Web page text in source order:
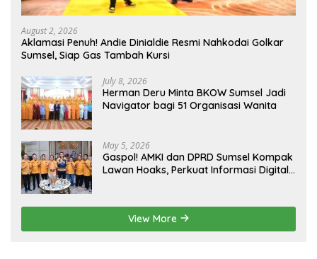
August 2, 2026
Aklamasi Penuh! Andie Dinialdie Resmi Nahkodai Golkar
Sumsel, Siap Gas Tambah Kursi
July 8, 2026
Herman Deru Minta BKOW Sumsel Jadi
Navigator bagi 51 Organisasi Wanita
May 5, 2026
Gaspol! AMKI dan DPRD Sumsel Kompak
Lawan Hoaks, Perkuat Informasi Digital
View More